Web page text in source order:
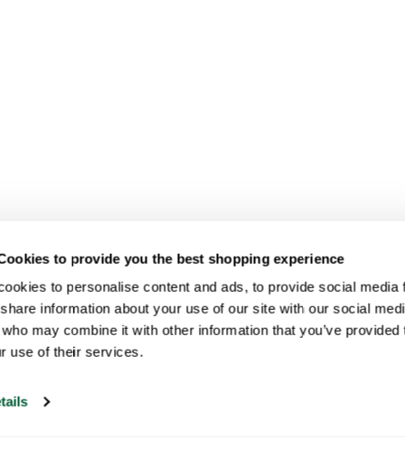
to provide you the best shopping experience
to personalise content and ads, to provide social
information about your use of our site with our social
may combine it with other information that you’ve
use of their services.